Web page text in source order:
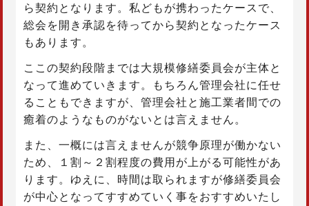
ら契約となります。私どもが携わったケースで、
総会を開き承認を待ってから契約となったケース
もあります。
ここの契約段階までは大規模修繕委員会が主体と
なって進めていきます。もちろん管理会社に任せ
ることもできますが、管理会社と施工業者間での
癒着のようなものがないとは言えません。
また、一概には言えませんが競争原理が働かない
ため、１割～２割程度の費用が上がる可能性があ
ります。ゆえに、時間は取られますが修繕委員会
が中心となってすすめていく事をおすすめいたし